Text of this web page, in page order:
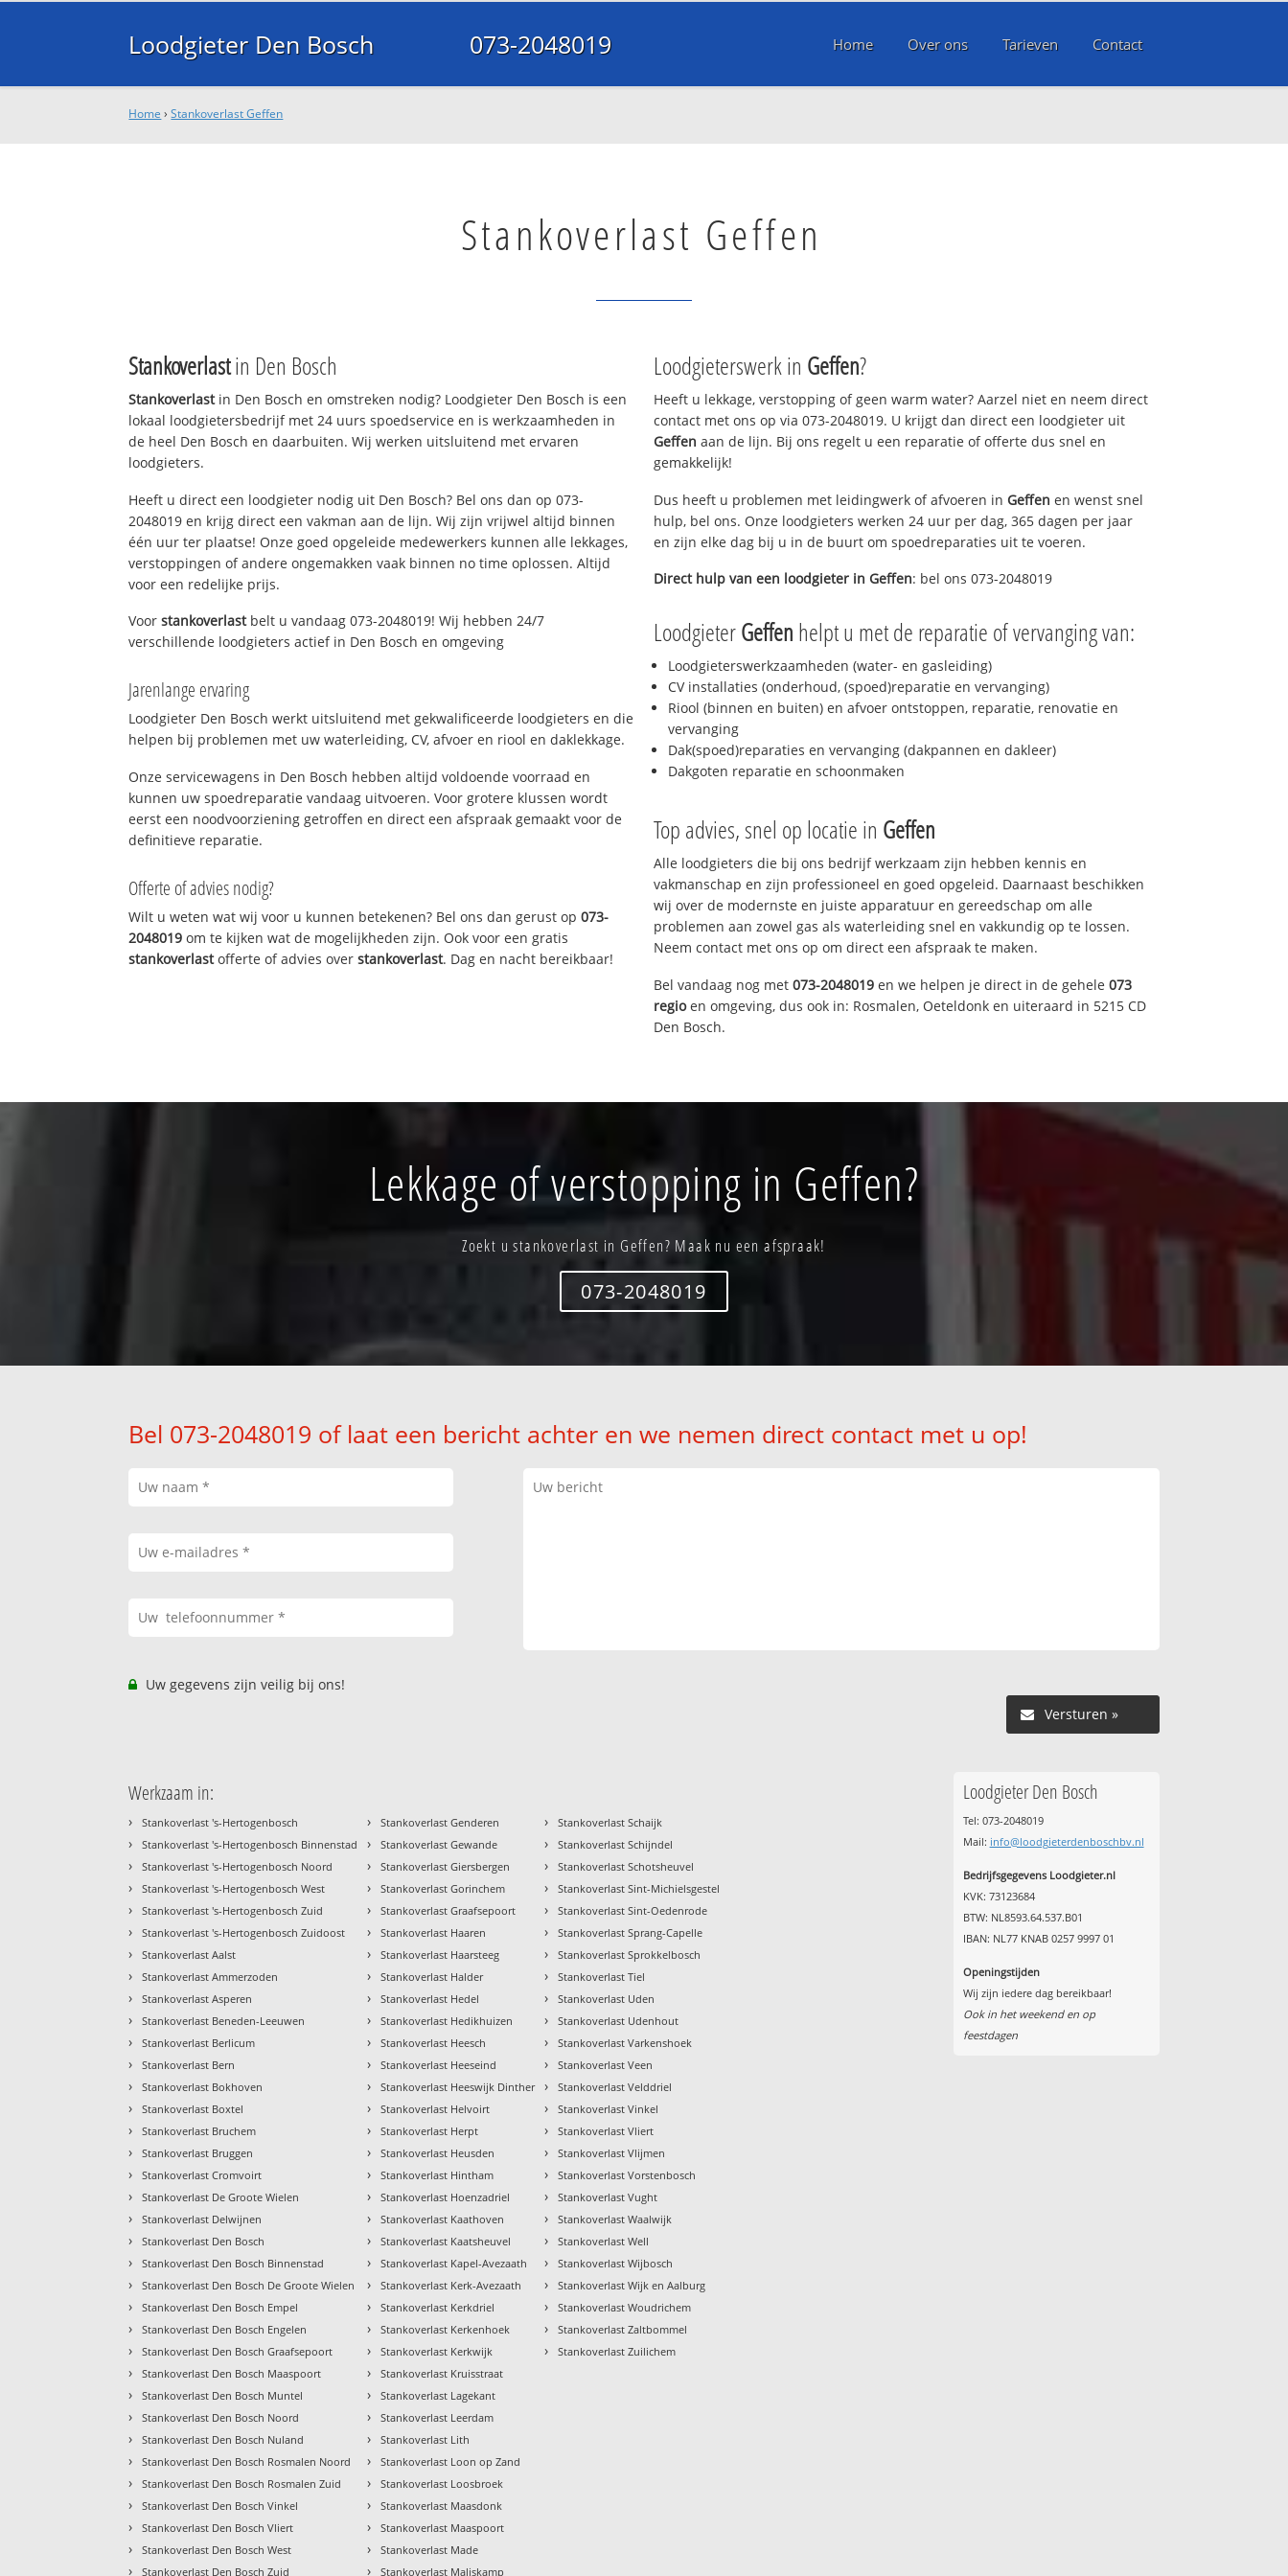
Loodgieter Den Bosch 073-2048019 Home Over ons Tarieven Contact
Home ›Stankoverlast Geffen
Stankoverlast Geffen
Stankoverlastin Den Bosch
Stankoverlastin Den Bosch en omstreken nodig? Loodgieter Den Bosch is een
lokaal loodgietersbedrijf met 24 uurs spoedservice en is werkzaamheden in
de heel Den Bosch en daarbuiten. Wij werken uitsluitend met ervaren
loodgieters.
Heeft u direct een loodgieter nodig uit Den Bosch? Bel ons dan op 073-
2048019 en krijg direct een vakman aan de lijn. Wij zijn vrijwel altijd binnen
één uur ter plaatse! Onze goed opgeleide medewerkers kunnen alle lekkages,
verstoppingen of andere ongemakken vaak binnen no time oplossen. Altijd
voor een redelijke prijs.
Voorstankoverlastbelt u vandaag 073-2048019! Wij hebben 24/7
verschillende loodgieters actief in Den Bosch en omgeving
Jarenlange ervaring
Loodgieter Den Bosch werkt uitsluitend met gekwalificeerde loodgieters en die
helpen bij problemen met uw waterleiding, CV, afvoer en riool en daklekkage.
Onze servicewagens in Den Bosch hebben altijd voldoende voorraad en
kunnen uw spoedreparatie vandaag uitvoeren. Voor grotere klussen wordt
eerst een noodvoorziening getroffen en direct een afspraak gemaakt voor de
definitieve reparatie.
Offerte of advies nodig?
Wilt u weten wat wij voor u kunnen betekenen? Bel ons dan gerust op073-
2048019 om te kijken wat de mogelijkheden zijn. Ook voor een gratis
stankoverlastofferte of advies overstankoverlast. Dag en nacht bereikbaar!
Loodgieterswerk in Geffen?
Heeft u lekkage, verstopping of geen warm water? Aarzel niet en neem direct
contact met ons op via 073-2048019. U krijgt dan direct een loodgieter uit
Geffen aan de lijn. Bij ons regelt u een reparatie of offerte dus snel en
gemakkelijk!
Dus heeft u problemen met leidingwerk of afvoeren in Geffen en wenst snel
hulp, bel ons. Onze loodgieters werken 24 uur per dag, 365 dagen per jaar
en zijn elke dag bij u in de buurt om spoedreparaties uit te voeren.
Direct hulp van een loodgieter in Geffen: bel ons 073-2048019
LoodgieterGeffen helpt u met de reparatie of vervanging van:
Loodgieterswerkzaamheden (water- en gasleiding)
CV installaties (onderhoud, (spoed)reparatie en vervanging)
Riool (binnen en buiten) en afvoer ontstoppen, reparatie, renovatie en
vervanging
Dak(spoed)reparaties en vervanging (dakpannen en dakleer)
Dakgoten reparatie en schoonmaken
Top advies, snel op locatie in Geffen
Alle loodgieters die bij ons bedrijf werkzaam zijn hebben kennis en
vakmanschap en zijn professioneel en goed opgeleid. Daarnaast beschikken
wij over de modernste en juiste apparatuur en gereedschap om alle
problemen aan zowel gas als waterleiding snel en vakkundig op te lossen.
Neem contact met ons op om direct een afspraak te maken.
Bel vandaag nog met 073-2048019 en we helpen je direct in de gehele 073
regioen omgeving, dus ook in: Rosmalen, Oeteldonk en uiteraard in 5215 CD
Den Bosch.
Lekkage of verstopping in Geffen?
Zoekt u stankoverlast in Geffen? Maak nu een afspraak!
073-2048019
Bel 073-2048019 of laat een bericht achter en we nemen direct contact met u op!
Uw gegevens zijn veilig bij ons!
Versturen »
Werkzaam in:
› Stankoverlast 's-Hertogenbosch
› Stankoverlast 's-Hertogenbosch Binnenstad
› Stankoverlast 's-Hertogenbosch Noord
› Stankoverlast 's-Hertogenbosch West
› Stankoverlast 's-Hertogenbosch Zuid
› Stankoverlast 's-Hertogenbosch Zuidoost
› Stankoverlast Aalst
› Stankoverlast Ammerzoden
› Stankoverlast Asperen
› Stankoverlast Beneden-Leeuwen
› Stankoverlast Berlicum
› Stankoverlast Bern
› Stankoverlast Bokhoven
› Stankoverlast Boxtel
› Stankoverlast Bruchem
› Stankoverlast Bruggen
› Stankoverlast Cromvoirt
› Stankoverlast De Groote Wielen
› Stankoverlast Delwijnen
› Stankoverlast Den Bosch
› Stankoverlast Den Bosch Binnenstad
› Stankoverlast Den Bosch De Groote Wielen
› Stankoverlast Den Bosch Empel
› Stankoverlast Den Bosch Engelen
› Stankoverlast Den Bosch Graafsepoort
› Stankoverlast Den Bosch Maaspoort
› Stankoverlast Den Bosch Muntel
› Stankoverlast Den Bosch Noord
› Stankoverlast Den Bosch Nuland
› Stankoverlast Den Bosch Rosmalen Noord
› Stankoverlast Den Bosch Rosmalen Zuid
› Stankoverlast Den Bosch Vinkel
› Stankoverlast Den Bosch Vliert
› Stankoverlast Den Bosch West
› Stankoverlast Den Bosch Zuid
› Stankoverlast Genderen
› Stankoverlast Gewande
› Stankoverlast Giersbergen
› Stankoverlast Gorinchem
› Stankoverlast Graafsepoort
› Stankoverlast Haaren
› Stankoverlast Haarsteeg
› Stankoverlast Halder
› Stankoverlast Hedel
› Stankoverlast Hedikhuizen
› Stankoverlast Heesch
› Stankoverlast Heeseind
› Stankoverlast Heeswijk Dinther
› Stankoverlast Helvoirt
› Stankoverlast Herpt
› Stankoverlast Heusden
› Stankoverlast Hintham
› Stankoverlast Hoenzadriel
› Stankoverlast Kaathoven
› Stankoverlast Kaatsheuvel
› Stankoverlast Kapel-Avezaath
› Stankoverlast Kerk-Avezaath
› Stankoverlast Kerkdriel
› Stankoverlast Kerkenhoek
› Stankoverlast Kerkwijk
› Stankoverlast Kruisstraat
› Stankoverlast Lagekant
› Stankoverlast Leerdam
› Stankoverlast Lith
› Stankoverlast Loon op Zand
› Stankoverlast Loosbroek
› Stankoverlast Maasdonk
› Stankoverlast Maaspoort
› Stankoverlast Made
› Stankoverlast Maliskamp
› Stankoverlast Schaijk
› Stankoverlast Schijndel
› Stankoverlast Schotsheuvel
› Stankoverlast Sint-Michielsgestel
› Stankoverlast Sint-Oedenrode
› Stankoverlast Sprang-Capelle
› Stankoverlast Sprokkelbosch
› Stankoverlast Tiel
› Stankoverlast Uden
› Stankoverlast Udenhout
› Stankoverlast Varkenshoek
› Stankoverlast Veen
› Stankoverlast Velddriel
› Stankoverlast Vinkel
› Stankoverlast Vliert
› Stankoverlast Vlijmen
› Stankoverlast Vorstenbosch
› Stankoverlast Vught
› Stankoverlast Waalwijk
› Stankoverlast Well
› Stankoverlast Wijbosch
› Stankoverlast Wijk en Aalburg
› Stankoverlast Woudrichem
› Stankoverlast Zaltbommel
› Stankoverlast Zuilichem
Loodgieter Den Bosch
Tel: 073-2048019
Mail: info@loodgieterdenboschbv.nl
Bedrijfsgegevens Loodgieter.nl
KVK: 73123684
BTW: NL8593.64.537.B01
IBAN: NL77 KNAB 0257 9997 01
Openingstijden
Wij zijn iedere dag bereikbaar!
Ook in het weekend en op
feestdagen